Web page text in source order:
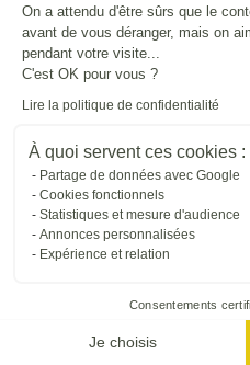
On a attendu d'être sûrs que le
avant de vous déranger, mais on
pendant votre visite...
C'est OK pour vous ?
Lire la politique de confidentialité
À quoi servent ces cookies :
Partage de données avec Google
Cookies fonctionnels
Statistiques et mesure d'audience
Annonces personnalisées
Expérience et relation
Consentements
Je choisis
Crédits Agence
Plan
Droit à
Dépôt CNIL